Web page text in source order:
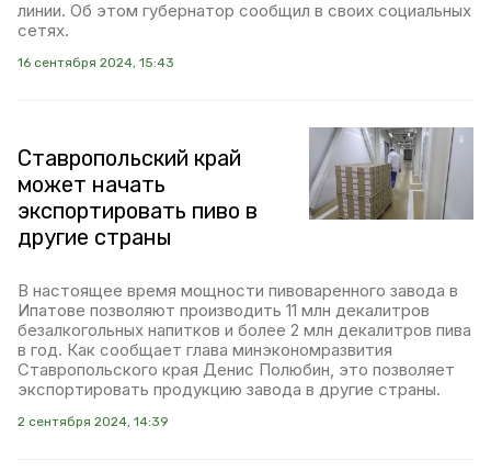
линии. Об этом губернатор сообщил в своих социальных
сетях.
16 сентября 2024, 15:43
Ставропольский край
может начать
экспортировать пиво в
другие страны
В настоящее время мощности пивоваренного завода в
Ипатове позволяют производить 11 млн декалитров
безалкогольных напитков и более 2 млн декалитров пива
в год. Как сообщает глава минэкономразвития
Ставропольского края Денис Полюбин, это позволяет
экспортировать продукцию завода в другие страны.
2 сентября 2024, 14:39